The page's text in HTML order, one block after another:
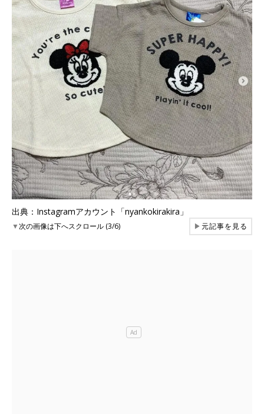
出典：Instagramアカウント「nyankokirakira」
▼次の画像は下へスクロール (3/6) ▶元記事を見る